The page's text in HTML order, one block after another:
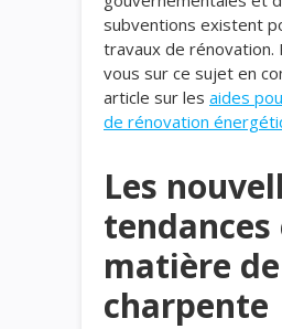
subventions existent
travaux de rénovation.
vous sur ce sujet en
article sur les aides
de rénovation
Les
tendances
matière de
charpente